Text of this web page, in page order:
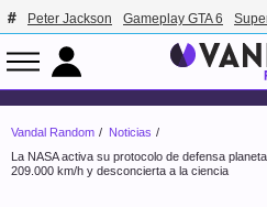
Peter Jackson Gameplay GTA 6
Vandal Random
Noticias
La NASA activa su protocolo de defensa
209.000 km/h y desconcierta a la ciencia